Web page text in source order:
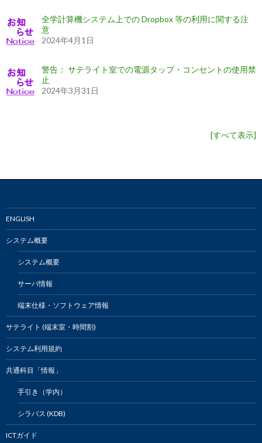
全学計算機システム上での Dropbox 等の利用に関する注
意
2024年4月1日
警告： サテライト室での電源タップ・コンセントの使用禁
止
2024年3月31日
[すべて表示]
ENGLISH
システム概要
システム概要
サーバ情報
端末仕様・ソフトウェア情報
サテライト (端末室・時間割)
システム利用規約
共通科目「情報」
手引き（学内）
シラバス (KDB)
ICTガイド